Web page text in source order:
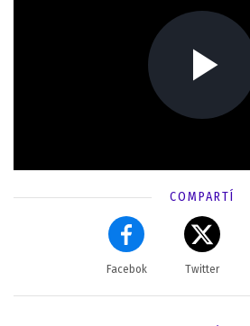
COMPARTÍ
Facebok Twitter